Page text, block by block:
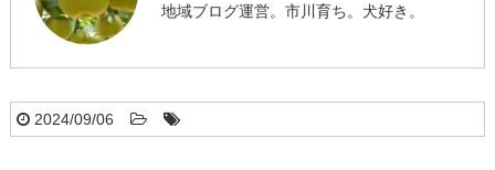
地域ブログ運営。市川育ち。犬好き。
2024/09/06